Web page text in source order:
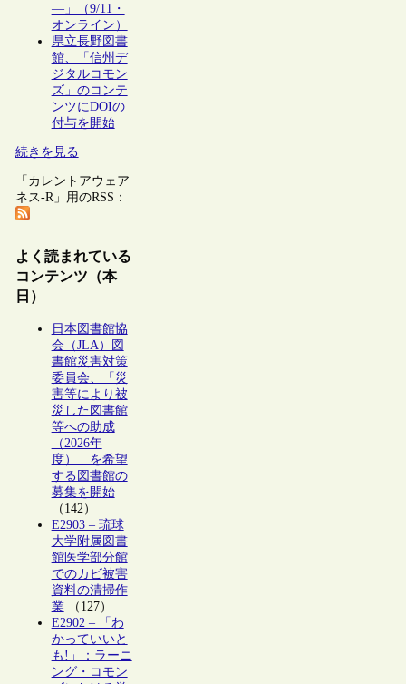
―」（9/11・
オンライン）
県立長野図書
館、「信州デ
ジタルコモン
ズ」のコンテ
ンツにDOIの
付与を開始
続きを見る
「カレントアウェア
ネス-R」用のRSS：
よく読まれている
コンテンツ（本
日）
日本図書館協
会（JLA）図
書館災害対策
委員会、「災
害等により被
災した図書館
等への助成
（2026年
度）」を希望
する図書館の
募集を開始
（142）
E2903 – 琉球
大学附属図書
館医学部分館
でのカビ被害
資料の清掃作
業（127）
E2902 – 「わ
かっていいと
も!」：ラーニ
ング・コモン